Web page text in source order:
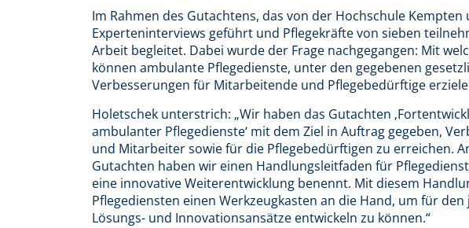
Im Rahmen des Gutachtens, das von der Hochschule
Experteninterviews geführt und Pflegekräfte von sieben
Arbeit begleitet. Dabei wurde der Frage nachgegangen: Mit
können ambulante Pflegedienste, unter den gegebenen
Verbesserungen für Mitarbeitende und Pflegebedürftige
Holetschek unterstrich: „Wir haben das Gutachten
ambulanter Pflegedienste‘ mit dem Ziel in Auftrag gegeben,
und Mitarbeiter sowie für die Pflegebedürftigen zu erreichen.
Gutachten haben wir einen Handlungsleitfaden für
eine innovative Weiterentwicklung benennt. Mit diesem
Pflegediensten einen Werkzeugkasten an die Hand, um für
Lösungs- und Innovationsansätze entwickeln zu können.“